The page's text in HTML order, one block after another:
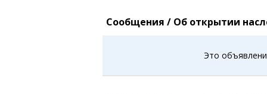
Сообщения / Об открытии
Это